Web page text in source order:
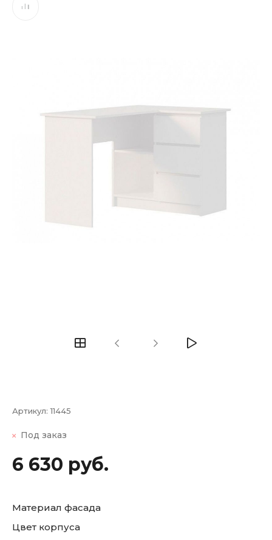
Артикул:11445
Под заказ
6 630 руб.
Материал фасада
Цвет корпуса